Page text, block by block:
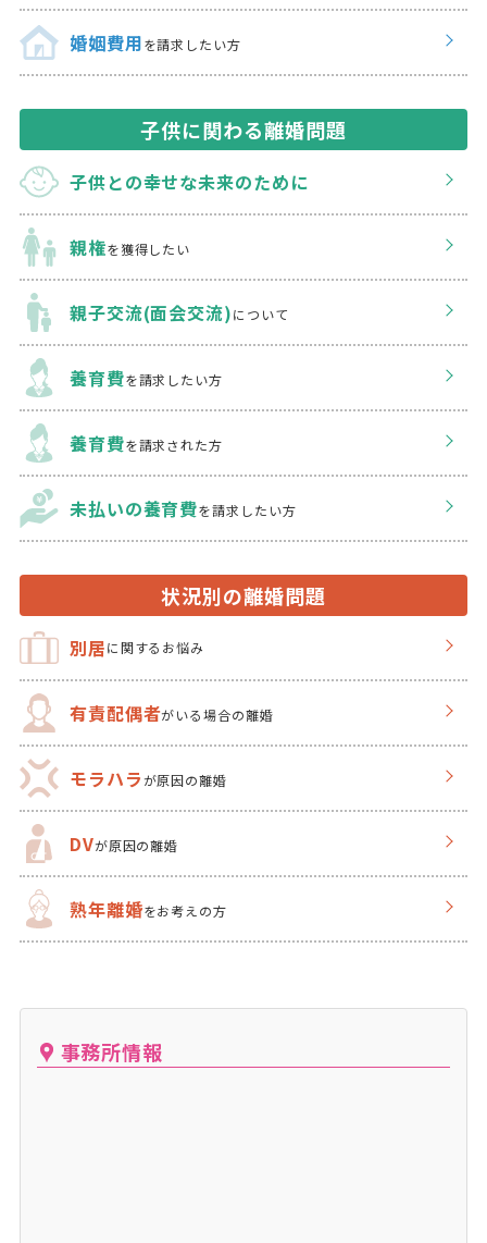
婚姻費用を請求したい方
子供に関わる離婚問題
子供との幸せな未来のために
親権を獲得したい
親子交流(面会交流)について
養育費を請求したい方
養育費を請求された方
未払いの養育費を請求したい方
状況別の離婚問題
別居に関するお悩み
有責配偶者がいる場合の離婚
モラハラが原因の離婚
DVが原因の離婚
熟年離婚をお考えの方
事務所情報